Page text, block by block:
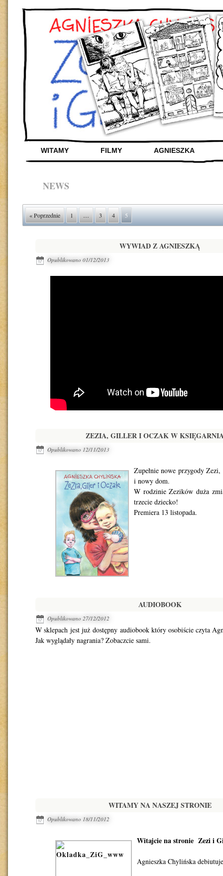
WITAMY FILMY AGNIESZKA
NEWS
« Poprzednie 1 … 3 4 5
WYWIAD Z AGNIESZKĄ
Opublikowano 01/12/2013
ZEZIA, GILLER I OCZAK W
Opublikowano 12/11/2013
Zupełnie nowe przygody
i nowy dom.
W rodzinie Zezików duża
trzecie dziecko!
Premiera 13 listopada.
AUDIOBOOK
Opublikowano 27/12/2012
W sklepach jest już dostępny audiobook który osobiście czyta
Jak wyglądały nagrania? Zobaczcie sami.
WITAMY NA NASZEJ STRONIE
Opublikowano 18/11/2012
Witajcie na stronie Zezi i
Agnieszka Chylińska